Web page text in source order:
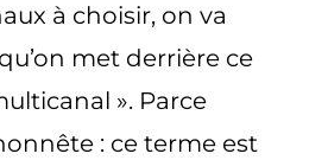
à choisir, on va
met derrière ce
». Parce
: ce terme est